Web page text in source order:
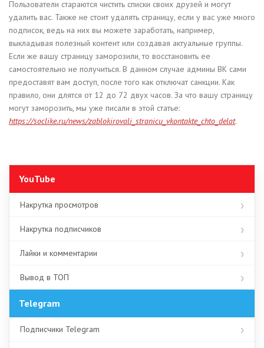
Пользователи стараются чистить списки своих друзей и могут
удалить вас. Также не стоит удалять страницу, если у вас уже много
подписок, ведь на них вы можете заработать, например,
выкладывая полезный контент или создавая актуальные группы.
Если же вашу страницу заморозили, то восстановить ее
самостоятельно не получиться. В данном случае админы ВК сами
предоставят вам доступ, после того как отключат санкции. Как
правило, они длятся от 12 до 72 двух часов. За что вашу страницу
могут заморозить, мы уже писали в этой статье:
https://soclike.ru/news/zablokirovali_stranicu_vkontakte_chto_delat.
YouTube
Накрутка просмотров
Накрутка подписчиков
Лайки и комментарии
Вывод в ТОП
Telegram
Подписчики Telegram